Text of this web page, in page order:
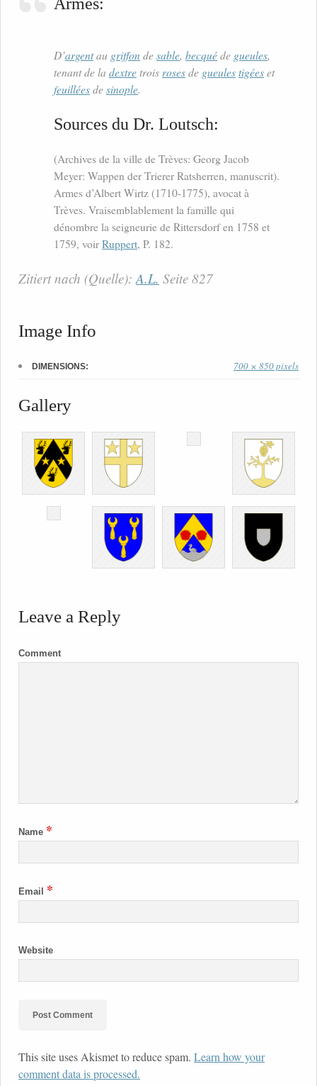
D’argentau griffon desable, becquéde gueules,
tenant de la dextretroisrosesde gueulestigéeset
feuilléesdesinople.
Sources du Dr. Loutsch:
(Archives de la ville de Trèves: Georg Jacob
Meyer: Wappen der Trierer Ratsherren, manuscrit).
Armes d’Albert Wirtz (1710-1775), avocat à
Trèves. Vraisemblablement la famille qui
dénombre la seigneurie de Rittersdorf en 1758 et
1759, voir Ruppert, P. 182.
Zitiert nach (Quelle):A.L. Seite 827
Image Info
DIMENSIONS: 700 × 850 pixels
Gallery
Leave a Reply
Comment
Name *
Email *
Website
This site uses Akismet to reduce spam. Learn how your
comment data is processed.